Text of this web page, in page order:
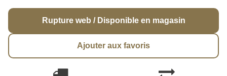
Rupture web / Disponible en magasin
Ajouter aux favoris